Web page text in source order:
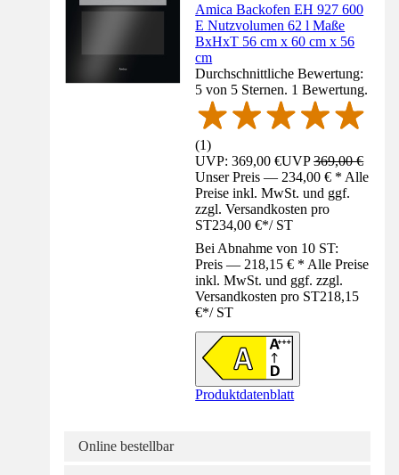
Amica Backofen EH 927 600
E Nutzvolumen 62 l Maße
BxHxT 56 cm x 60 cm x 56
cm
Durchschnittliche Bewertung:
5 von 5 Sternen. 1 Bewertung.
(1)
UVP: 369,00 €UVP369,00 €
Unser Preis — 234,00 € * Alle
Preise inkl. MwSt. und ggf.
zzgl. Versandkosten pro
ST234,00 €*/ ST
Bei Abnahme von 10 ST:
Preis — 218,15 € * Alle Preise
inkl. MwSt. und ggf. zzgl.
Versandkosten pro ST218,15
€*/ ST
Produktdatenblatt
Online bestellbar